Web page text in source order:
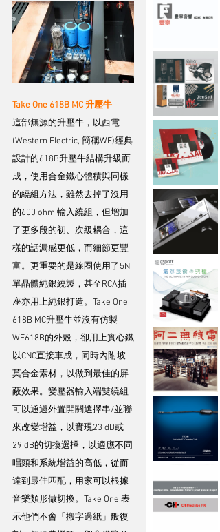
Take One 618B MC 升壓牛
這部無源的升壓牛，以西電
(Western Electric, 簡稱WE)經典
設計的618B升壓牛結構升級而
成，使用合金鐵心體積與同樣
的繞組方法，雖然去掉了沒用
的600 ohm 輸入繞組，但增加
了更多段的初、次級耦合，這
樣的話漏感更低，而細節更豐
富。更重要的是線圈使用了5N
單晶體純銀繞製，甚至RCA插
座亦用上純銀打造。Take One
618B MC升壓牛並沒有仿製
WE618B的外殼，卻用上實心鐵
以CNC直接車成，同時內附坡
莫合金素材，以做到最佳的屏
蔽效果。變壓器輸入端雙繞組
可以通過外置開關選擇串/並聯
來改變增益，以實現23 dB或
29 dB的切換選擇，以適應不同
唱頭和系統增益的高低，從而
達到最佳匹配，用家可以根據
音樂類形做切換。Take One 表
示他們不會「搬字過紙」般復